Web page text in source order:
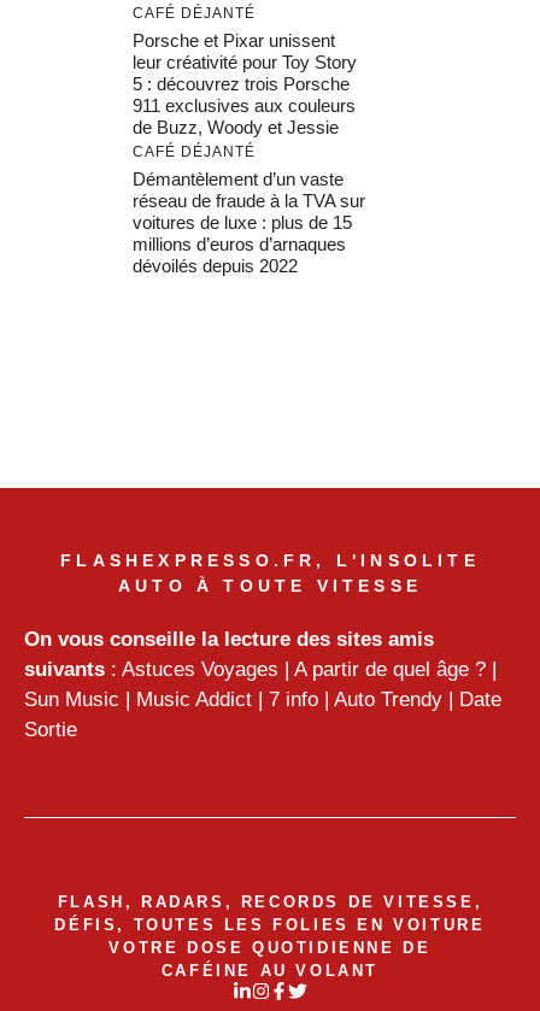
CAFÉ DÉJANTÉ
Porsche et Pixar unissent
leur créativité pour Toy Story
5 : découvrez trois Porsche
911 exclusives aux couleurs
de Buzz, Woody et Jessie
CAFÉ DÉJANTÉ
Démantèlement d’un vaste
réseau de fraude à la TVA sur
voitures de luxe : plus de 15
millions d’euros d’arnaques
dévoilés depuis 2022
FLASHEXPRESSO.FR, L'INSOLITE
AUTO À TOUTE VITESSE
On vous conseille la lecture des sites amis
suivants : Astuces Voyages | A partir de quel âge ? |
Sun Music | Music Addict | 7 info | Auto Trendy | Date
Sortie
FLASH, RADARS, RECORDS DE VITESSE,
DÉFIS, TOUTES LES FOLIES EN VOITURE
VOTRE DOSE QUOTIDIENNE DE
CAFÉINE AU VOLANT